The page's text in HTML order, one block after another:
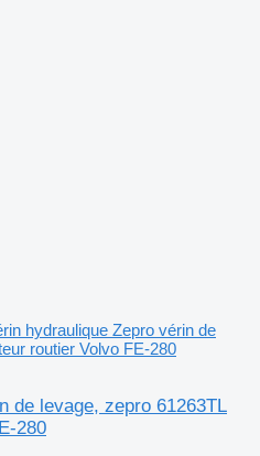
hydraulique Zepro vérin de
routier Volvo FE-280
de levage, zepro 61263TL
280